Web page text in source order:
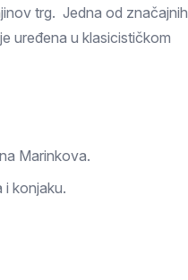
trg. Jedna od značajnih
uređena u klasicističkom
Marinkova.
i konjaku.